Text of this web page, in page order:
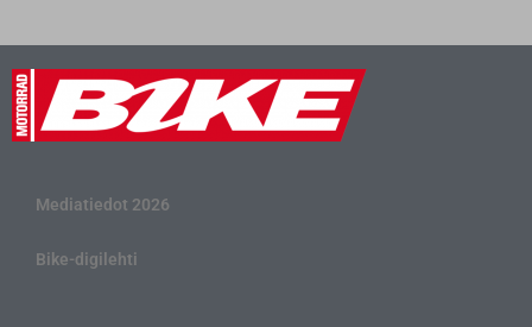
Mediatiedot 2026
Bike-digilehti